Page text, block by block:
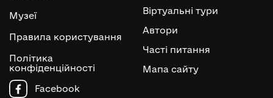
Музеї
Правила користування
Політика
конфіденційності
Віртуальні тури
Автори
Часті питання
Мапа сайту
Facebook